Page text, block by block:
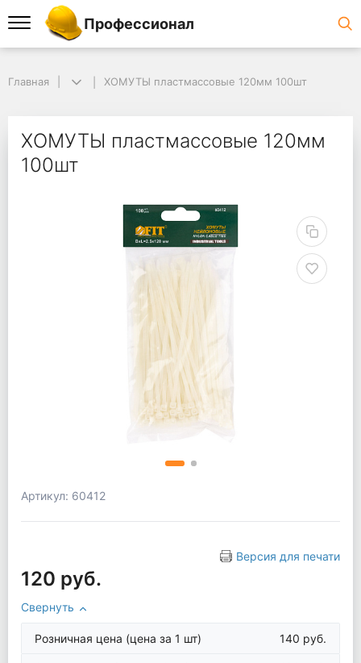
Профессионал
Главная ХОМУТЫ пластмассовые 120мм 100шт
ХОМУТЫ пластмассовые 120мм
100шт
Артикул: 60412
Версия для печати
120 руб.
Свернуть
Розничная цена (цена за 1 шт) 140 руб.